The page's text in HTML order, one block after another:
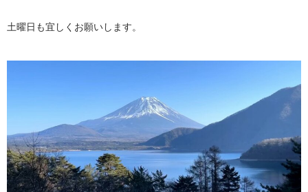
土曜日も宜しくお願いします。